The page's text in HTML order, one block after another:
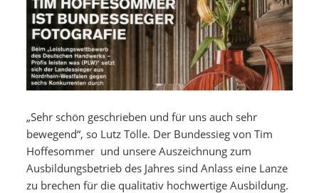
„Sehr schön geschrieben und für uns auch sehr
bewegend“, so Lutz Tölle. Der Bundessieg von Tim
Hoffesommer und unsere Auszeichnung zum
Ausbildungsbetrieb des Jahres sind Anlass eine Lanze
zu brechen für die qualitativ hochwertige Ausbildung.